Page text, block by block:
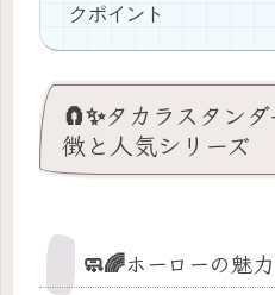
クポイント
🧲✨タカラスタン
徴と人気シリーズ
🧼🌈ホーローの魅